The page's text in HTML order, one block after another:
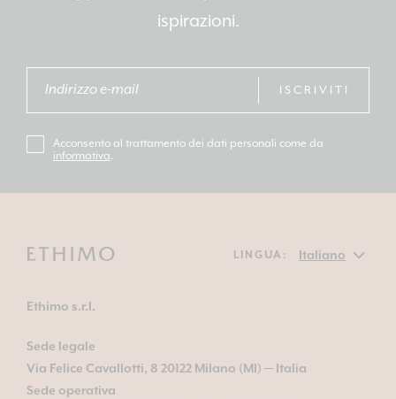
ispirazioni.
ISCRIVITI
Acconsento al trattamento dei dati personali come da
informativa.
LINGUA:
Ethimo s.r.l.
Sede legale
Via Felice Cavallotti, 8 20122 Milano (MI) — Italia
Sede operativa